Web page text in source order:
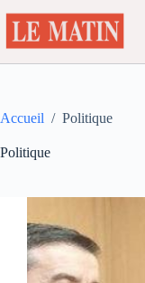
au
contenu
Accueil / Politique
Politique